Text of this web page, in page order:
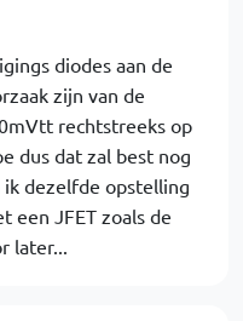
diodes aan de
zijn van de
rechtstreeks op
dus dat zal best nog
dezelfde opstelling
een JFET zoals de
later...